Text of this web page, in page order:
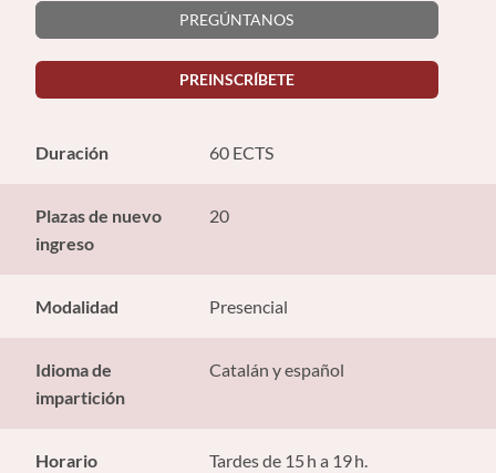
PREGÚNTANOS
PREINSCRÍBETE
Duración 60 ECTS
Plazas de nuevo
ingreso
20
Modalidad Presencial
Idioma de
impartición
Catalán y español
Horario Tardes de 15 h a 19 h.